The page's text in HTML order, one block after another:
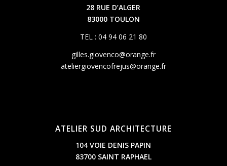
28 RUE D’ALGER
83000 TOULON
TEL : 04 94 06 21 80
gilles.giovenco@orange.fr
ateliergiovencofrejus@orange.fr
ATELIER SUD ARCHITECTURE
104 VOIE DENIS PAPIN
83700 SAINT RAPHAEL